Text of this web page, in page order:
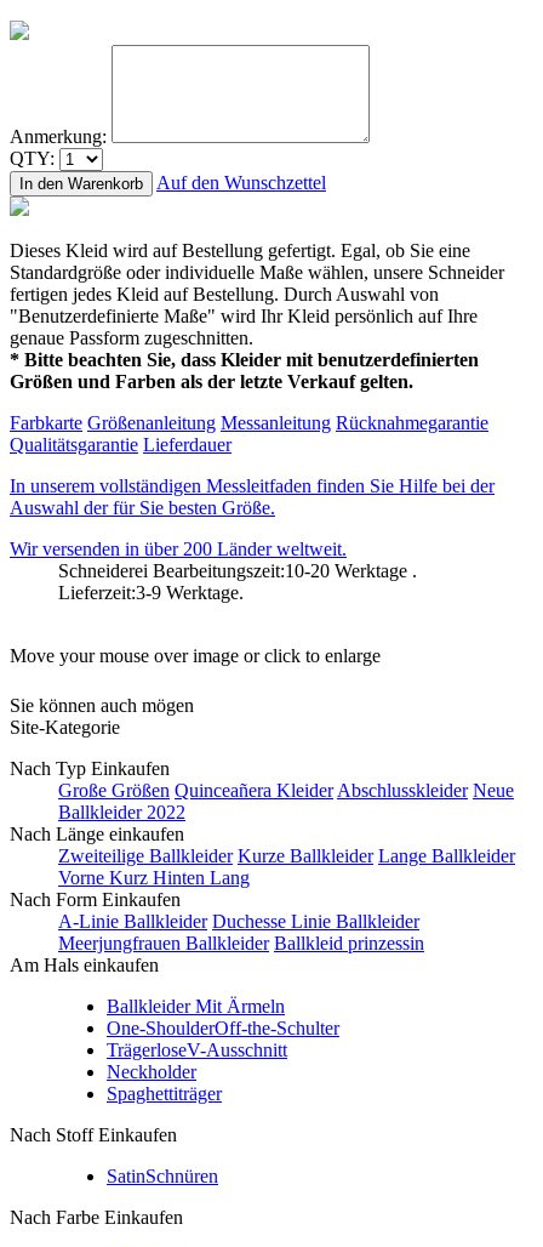
Anmerkung:
QTY:
In den Warenkorb Auf den Wunschzettel
Dieses Kleid wird auf Bestellung gefertigt. Egal, ob Sie eine
Standardgröße oder individuelle Maße wählen, unsere Schneider
fertigen jedes Kleid auf Bestellung. Durch Auswahl von
"Benutzerdefinierte Maße" wird Ihr Kleid persönlich auf Ihre
genaue Passform zugeschnitten.
* Bitte beachten Sie, dass Kleider mit benutzerdefinierten
Größen und Farben als der letzte Verkauf gelten.
Farbkarte Größenanleitung Messanleitung Rücknahmegarantie
Qualitätsgarantie Lieferdauer
In unserem vollständigen Messleitfaden finden Sie Hilfe bei der
Auswahl der für Sie besten Größe.
Wir versenden in über 200 Länder weltweit.
Schneiderei Bearbeitungszeit:10-20 Werktage .
Lieferzeit:3-9 Werktage.
Move your mouse over image or click to enlarge
Sie können auch mögen
Site-Kategorie
Nach Typ Einkaufen
Große Größen Quinceañera KleiderAbschlusskleider Neue
Ballkleider 2022
Nach Länge einkaufen
Zweiteilige Ballkleider Kurze Ballkleider Lange Ballkleider
Vorne Kurz Hinten Lang
Nach Form Einkaufen
A-Linie Ballkleider Duchesse Linie Ballkleider
Meerjungfrauen Ballkleider Ballkleid prinzessin
Am Hals einkaufen
Ballkleider Mit Ärmeln
One-ShoulderOff-the-Schulter
TrägerloseV-Ausschnitt
Neckholder
Spaghettiträger
Nach Stoff Einkaufen
SatinSchnüren
Nach Farbe Einkaufen